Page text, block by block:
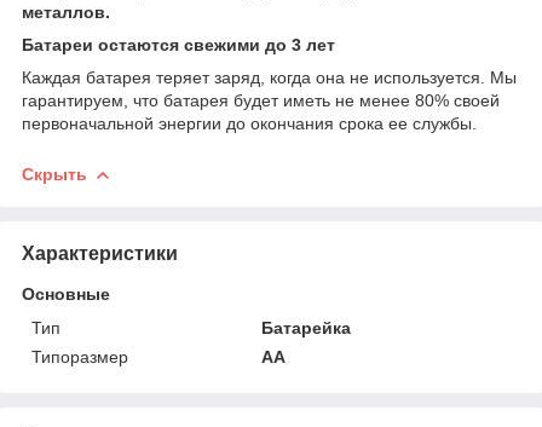
металлов.
Батареи остаются свежими до 3 лет
Каждая батарея теряет заряд, когда она не используется. Мы
гарантируем, что батарея будет иметь не менее 80% своей
первоначальной энергии до окончания срока ее службы.
Скрыть
Характеристики
Основные
Тип
Батарейка
Типоразмер
AA